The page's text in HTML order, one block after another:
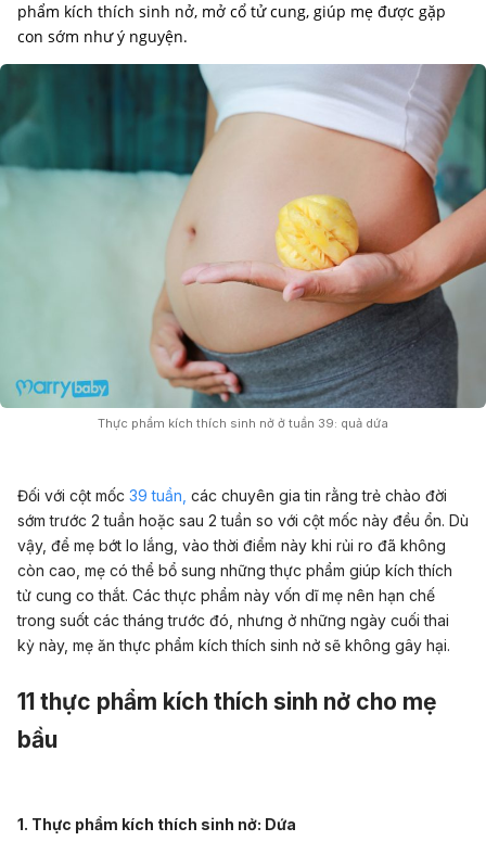
phẩm kích thích sinh nở, mở cổ tử cung, giúp mẹ được gặp
Thực phẩm kích thích sinh nở ở tuần 39: quả dứa
Đối với cột mốc 39 tuần, các chuyên gia tin rằng trẻ chào đời
sớm trước 2 tuần hoặc sau 2 tuần so với cột mốc này đều ổn. Dù
vậy, để mẹ bớt lo lắng, vào thời điểm này khi rủi ro đã không
còn cao, mẹ có thể bổ sung những thực phẩm giúp kích thích
tử cung co thắt. Các thực phẩm này vốn dĩ mẹ nên hạn chế
trong suốt các tháng trước đó, nhưng ở những ngày cuối thai
kỳ này, mẹ ăn thực phẩm kích thích sinh nở sẽ không gây hại.
11 thực phẩm kích thích sinh nở cho mẹ
bầu
1. Thực phẩm kích thích sinh nở: Dứa